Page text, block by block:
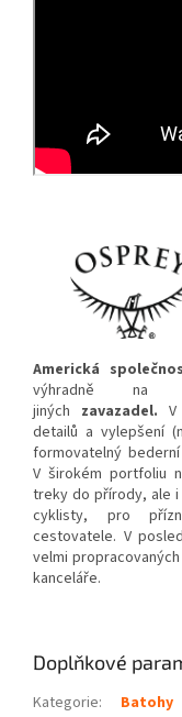
Americká
výhradně na
jiných zavazadel.
detailů a vylepšení
formovatelný
V širokém portfoliu
treky do přírody, ale
cyklisty, pro
cestovatele. V
velmi
kanceláře.
Doplňkové
Kategorie:
Batohy